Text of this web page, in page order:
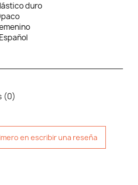
duro
(0)
en escribir una reseña